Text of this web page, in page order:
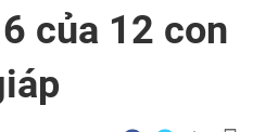
của 12 con